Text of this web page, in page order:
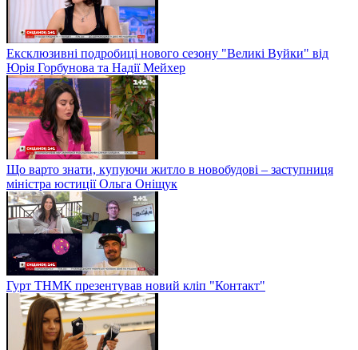
Ексклюзивні подробиці нового сезону "Великі Вуйки" від
Юрія Горбунова та Надії Мейхер
Що варто знати, купуючи житло в новобудові – заступниця
міністра юстиції Ольга Оніщук
Гурт ТНМК презентував новий кліп "Контакт"